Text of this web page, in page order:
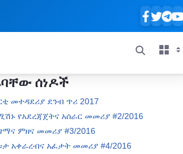
ሰነዶች
መተዳደሪያ ደንብ ጥሪ 2017
የአደረጃጀትና አሰራር መመሪያ #2/2016
ምዘና መመሪያ #3/2016
አቀራረብና አፈታት መመሪያ #4/2016